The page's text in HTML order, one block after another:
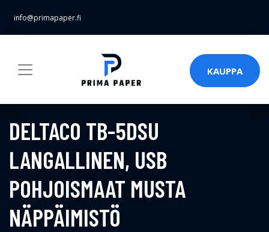
info@primapaper.fi
KAUPPA
DELTACO TB-5DSU
LANGALLINEN, USB
POHJOISMAAT MUSTA
NÄPPÄIMISTÖ